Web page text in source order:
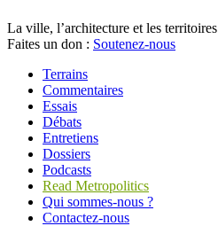
La ville, l’architecture et les territoires
Faites un don : Soutenez-nous
Terrains
Commentaires
Essais
Débats
Entretiens
Dossiers
Podcasts
Read Metropolitics
Qui sommes-nous ?
Contactez-nous